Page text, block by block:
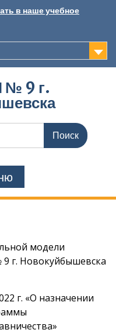
в наше учебное
9 г.
модели
г. Новокуйбышевска
г. «О назначении